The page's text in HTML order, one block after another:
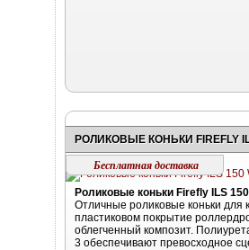
Бесплатная доставка
Роликовые коньки Firefly ILS
Отличные роликовые коньки для
пластиковом покрытие
облегченный композит.
3 обеспечивают превосходное